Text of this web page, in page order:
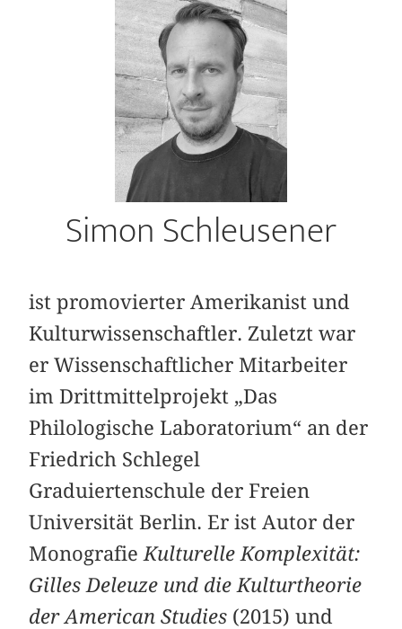
Simon Schleusener
ist promovierter Amerikanist und
Kulturwissenschaftler. Zuletzt war
er Wissenschaftlicher Mitarbeiter
im Drittmittelprojekt „Das
Philologische Laboratorium“ an der
Friedrich Schlegel
Graduiertenschule der Freien
Universität Berlin. Er ist Autor der
Monografie Kulturelle Komplexität:
Gilles Deleuze und die Kulturtheorie
der American Studies (2015) und